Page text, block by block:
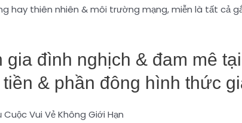
hay thiên nhiên & môi trường mạng, miễn là tất cả
đình nghịch & đam mê
& phần đông hình thức